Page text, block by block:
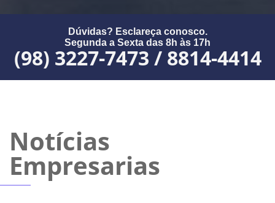
Dúvidas? Esclareça conosco.
Segunda a Sexta das 8h às 17h
(98) 3227-7473 / 8814-4414
Notícias
Empresarias